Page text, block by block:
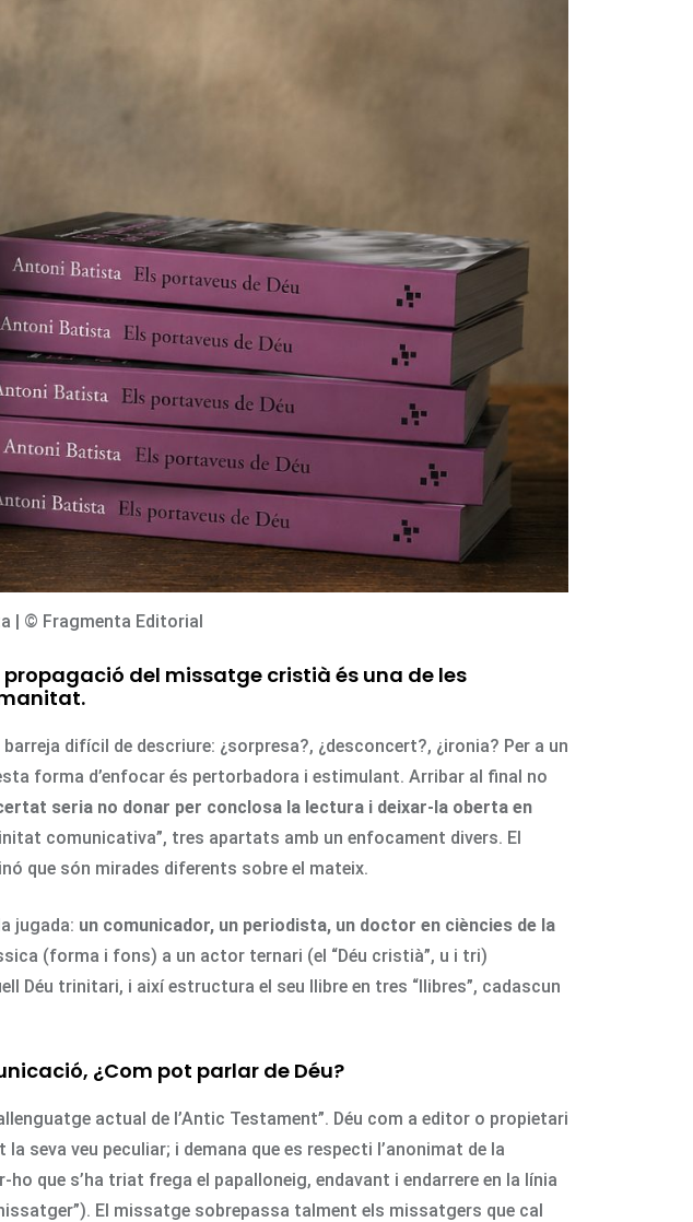
| © Fragmenta Editorial
del missatge cristià és una de les
difícil de descriure: ¿sorpresa?, ¿desconcert?, ¿ironia? Per a un
forma d’enfocar és pertorbadora i estimulant. Arribar al final no
seria no donar per conclosa la lectura i deixar-la oberta en
comunicativa”, tres apartats amb un enfocament divers. El
que són mirades diferents sobre el mateix.
jugada: un comunicador, un periodista, un doctor en ciències de la
(forma i fons) a un actor ternari (el “Déu cristià”, u i tri)
Déu trinitari, i així estructura el seu llibre en tres “llibres”, cadascun
¿Com pot parlar de Déu?
actual de l’Antic Testament”. Déu com a editor o propietari
veu peculiar; i demana que es respecti l’anonimat de la
que s’ha triat frega el papalloneig, endavant i endarrere en la línia
El missatge sobrepassa talment els missatgers que cal